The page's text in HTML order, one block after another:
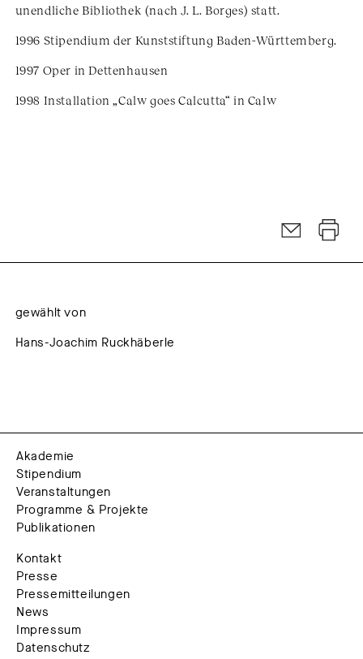
unendliche Bibliothek (nach J. L. Borges) statt.
1996 Stipendium der Kunststiftung Baden-Württemberg.
1997 Oper in Dettenhausen
1998 Installation „Calw goes Calcutta“ in Calw
gewählt von
Hans-Joachim Ruckhäberle
Akademie
Stipendium
Veranstaltungen
Programme & Projekte
Publikationen
Kontakt
Presse
Pressemitteilungen
News
Impressum
Datenschutz